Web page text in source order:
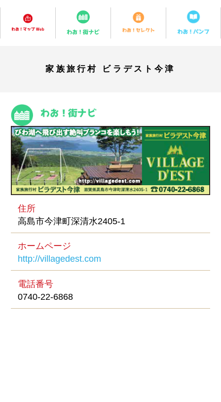
家族旅行村 ビラデスト今津
住所
高島市今津町深清水2405-1
ホームページ
http://villagedest.com
電話番号
0740-22-6868